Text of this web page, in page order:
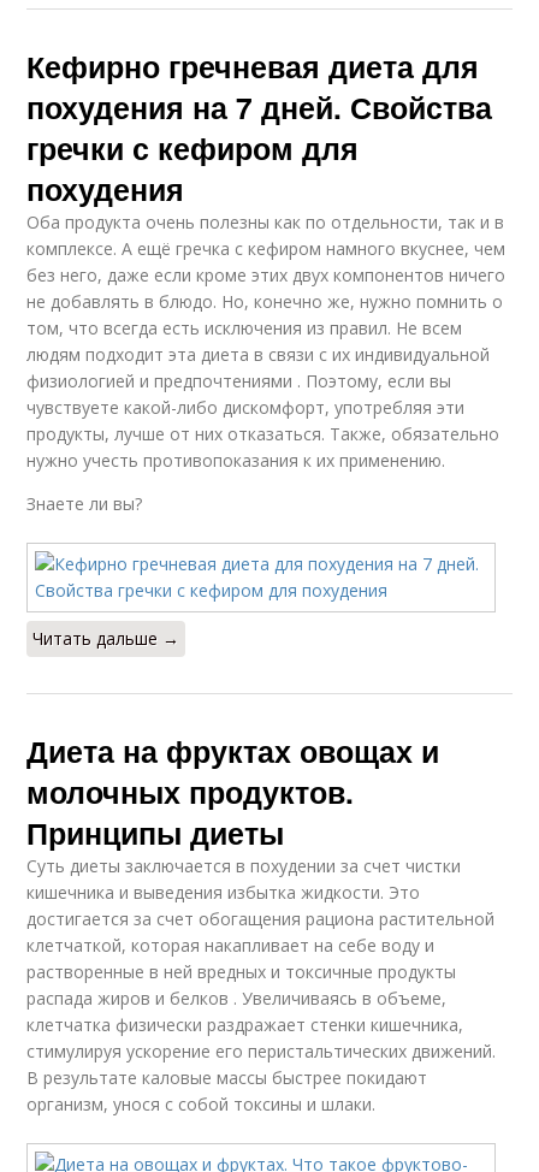
Кефирно гречневая диета для
похудения на 7 дней. Свойства
гречки с кефиром для
похудения
Оба продукта очень полезны как по отдельности, так и в
комплексе. А ещё гречка с кефиром намного вкуснее, чем
без него, даже если кроме этих двух компонентов ничего
не добавлять в блюдо. Но, конечно же, нужно помнить о
том, что всегда есть исключения из правил. Не всем
людям подходит эта диета в связи с их индивидуальной
физиологией и предпочтениями . Поэтому, если вы
чувствуете какой-либо дискомфорт, употребляя эти
продукты, лучше от них отказаться. Также, обязательно
нужно учесть противопоказания к их применению.
Знаете ли вы?
Читать дальше →
Диета на фруктах овощах и
молочных продуктов.
Принципы диеты
Суть диеты заключается в похудении за счет чистки
кишечника и выведения избытка жидкости. Это
достигается за счет обогащения рациона растительной
клетчаткой, которая накапливает на себе воду и
растворенные в ней вредных и токсичные продукты
распада жиров и белков . Увеличиваясь в объеме,
клетчатка физически раздражает стенки кишечника,
стимулируя ускорение его перистальтических движений.
В результате каловые массы быстрее покидают
организм, унося с собой токсины и шлаки.